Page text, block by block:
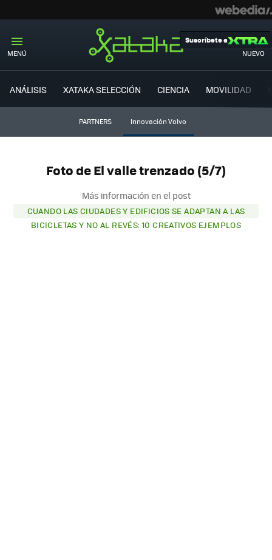
MENÚ NUEVO
Suscríbete a
ANÁLISIS XATAKA SELECCIÓN CIENCIA MOVILIDAD
PARTNERS Innovación Volvo
Foto de El valle trenzado (5/7)
Más información en el post
CUANDO LAS CIUDADES Y EDIFICIOS SE ADAPTAN A LAS
BICICLETAS Y NO AL REVÉS: 10 CREATIVOS EJEMPLOS